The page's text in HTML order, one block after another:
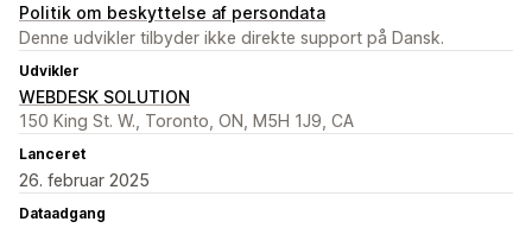
Politik om beskyttelse af persondata
Denne udvikler tilbyder ikke direkte support på Dansk.
Udvikler
WEBDESK SOLUTION
150 King St. W., Toronto, ON, M5H 1J9, CA
Lanceret
26. februar 2025
Dataadgang